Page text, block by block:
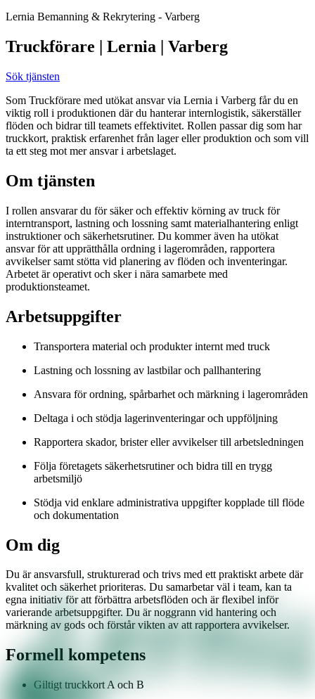
Lernia Bemanning & Rekrytering - Varberg
Truckförare | Lernia | Varberg
Sök tjänsten
Som Truckförare med utökat ansvar via Lernia i Varberg får du en
viktig roll i produktionen där du hanterar internlogistik, säkerställer
flöden och bidrar till teamets effektivitet. Rollen passar dig som har
truckkort, praktisk erfarenhet från lager eller produktion och som vill
ta ett steg mot mer ansvar i arbetslaget.
Om tjänsten
I rollen ansvarar du för säker och effektiv körning av truck för
interntransport, lastning och lossning samt materialhantering enligt
instruktioner och säkerhetsrutiner. Du kommer även ha utökat
ansvar för att upprätthålla ordning i lagerområden, rapportera
avvikelser samt stötta vid planering av flöden och inventeringar.
Arbetet är operativt och sker i nära samarbete med
produktionsteamet.
Arbetsuppgifter
Transportera material och produkter internt med truck
Lastning och lossning av lastbilar och pallhantering
Ansvara för ordning, spårbarhet och märkning i lagerområden
Deltaga i och stödja lagerinventeringar och uppföljning
Rapportera skador, brister eller avvikelser till arbetsledningen
Följa företagets säkerhetsrutiner och bidra till en trygg
arbetsmiljö
Stödja vid enklare administrativa uppgifter kopplade till flöde
och dokumentation
Om dig
Du är ansvarsfull, strukturerad och trivs med ett praktiskt arbete där
kvalitet och säkerhet prioriteras. Du samarbetar väl i team, kan ta
egna initiativ för att förbättra arbetsflöden och är flexibel inför
varierande arbetsuppgifter. Du är noggrann vid hantering och
märkning av gods och förstår vikten av att rapportera avvikelser.
Formell kompetens
Giltigt truckkort A och B